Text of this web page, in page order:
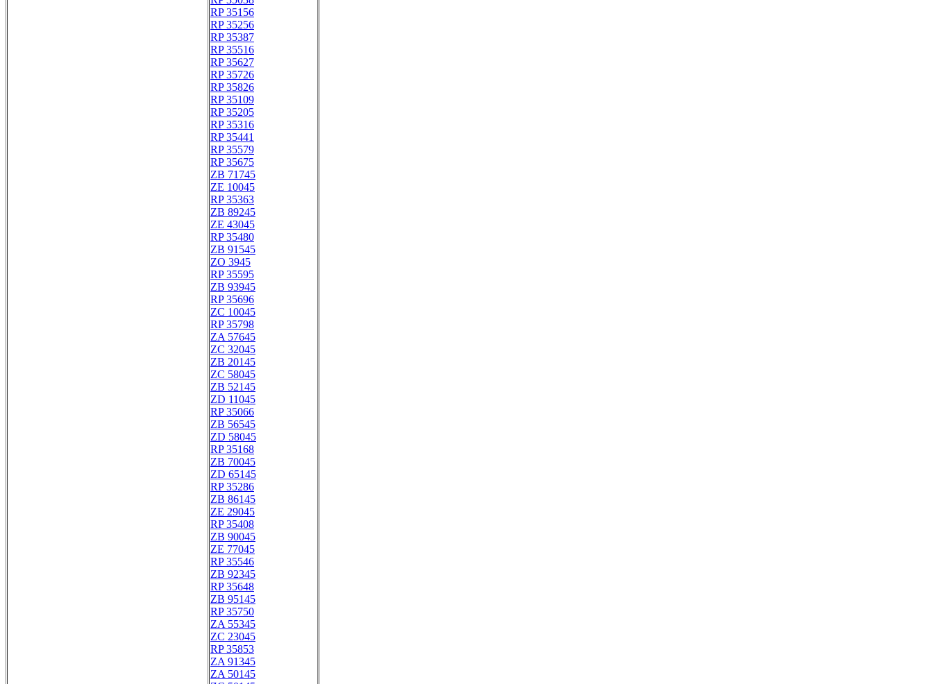
RP 35156
RP 35256
RP 35387
RP 35516
RP 35627
RP 35726
RP 35826
RP 35109
RP 35205
RP 35316
RP 35441
RP 35579
RP 35675
ZB 71745
ZE 10045
RP 35363
ZB 89245
ZE 43045
RP 35480
ZB 91545
ZO 3945
RP 35595
ZB 93945
RP 35696
ZC 10045
RP 35798
ZA 57645
ZC 32045
ZB 20145
ZC 58045
ZB 52145
ZD 11045
RP 35066
ZB 56545
ZD 58045
RP 35168
ZB 70045
ZD 65145
RP 35286
ZB 86145
ZE 29045
RP 35408
ZB 90045
ZE 77045
RP 35546
ZB 92345
RP 35648
ZB 95145
RP 35750
ZA 55345
ZC 23045
RP 35853
ZA 91345
ZA 50145